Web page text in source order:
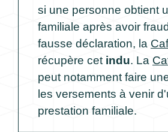
si une personne obtient
familiale après avoir
fausse déclaration, la Caf
récupère cet indu. La
peut notamment faire
les versements à venir
prestation familiale.